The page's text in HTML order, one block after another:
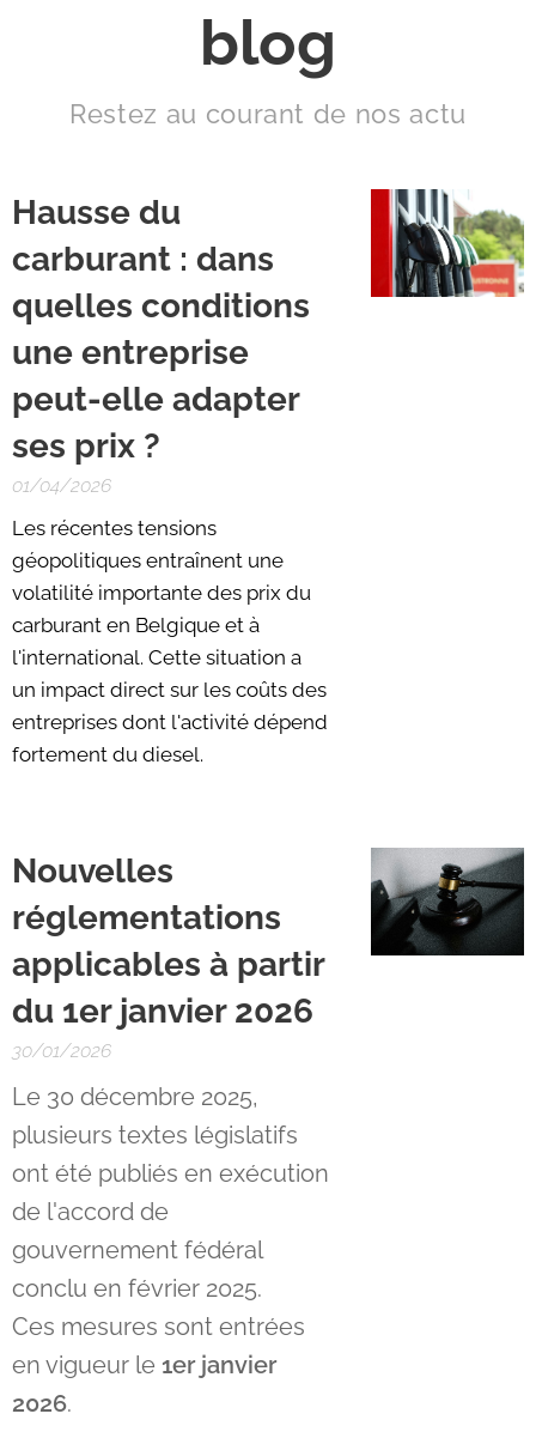
blog
Restez au courant de nos actu
Hausse du
carburant : dans
quelles conditions
une entreprise
peut-elle adapter
ses prix ?
01/04/2026
Les récentes tensions
géopolitiques entraînent une
volatilité importante des prix du
carburant en Belgique et à
l'international. Cette situation a
un impact direct sur les coûts des
entreprises dont l'activité dépend
fortement du diesel.
Nouvelles
réglementations
applicables à partir
du 1er janvier 2026
30/01/2026
Le 30 décembre 2025,
plusieurs textes législatifs
ont été publiés en exécution
de l'accord de
gouvernement fédéral
conclu en février 2025.
Ces mesures sont entrées
en vigueur le 1er janvier
2026.